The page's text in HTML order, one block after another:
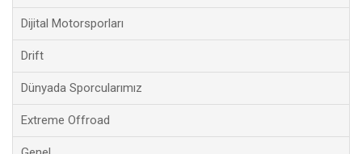
Dijital Motorsporları
Drift
Dünyada Sporcularımız
Extreme Offroad